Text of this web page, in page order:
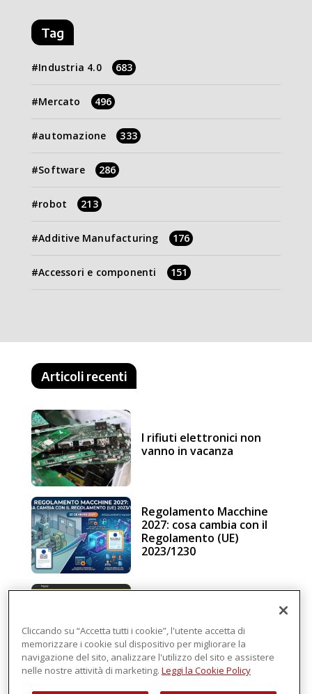
Tag
Industria 4.0 683
Mercato 496
automazione 333
Software 286
robot 213
Additive Manufacturing 176
Accessori e componenti 151
Articoli recenti
I rifiuti elettronici non
vanno in vacanza
Regolamento Macchine
2027: cosa cambia con il
Regolamento (UE)
2023/1230
intelligenza in cloud
Cliccando su “Accetta tutti i cookie”, l'utente accetta di
memorizzare i cookie sul dispositivo per migliorare la
navigazione del sito, analizzare l'utilizzo del sito e assistere
nelle nostre attività di marketing. Leggi la Cookie Policy